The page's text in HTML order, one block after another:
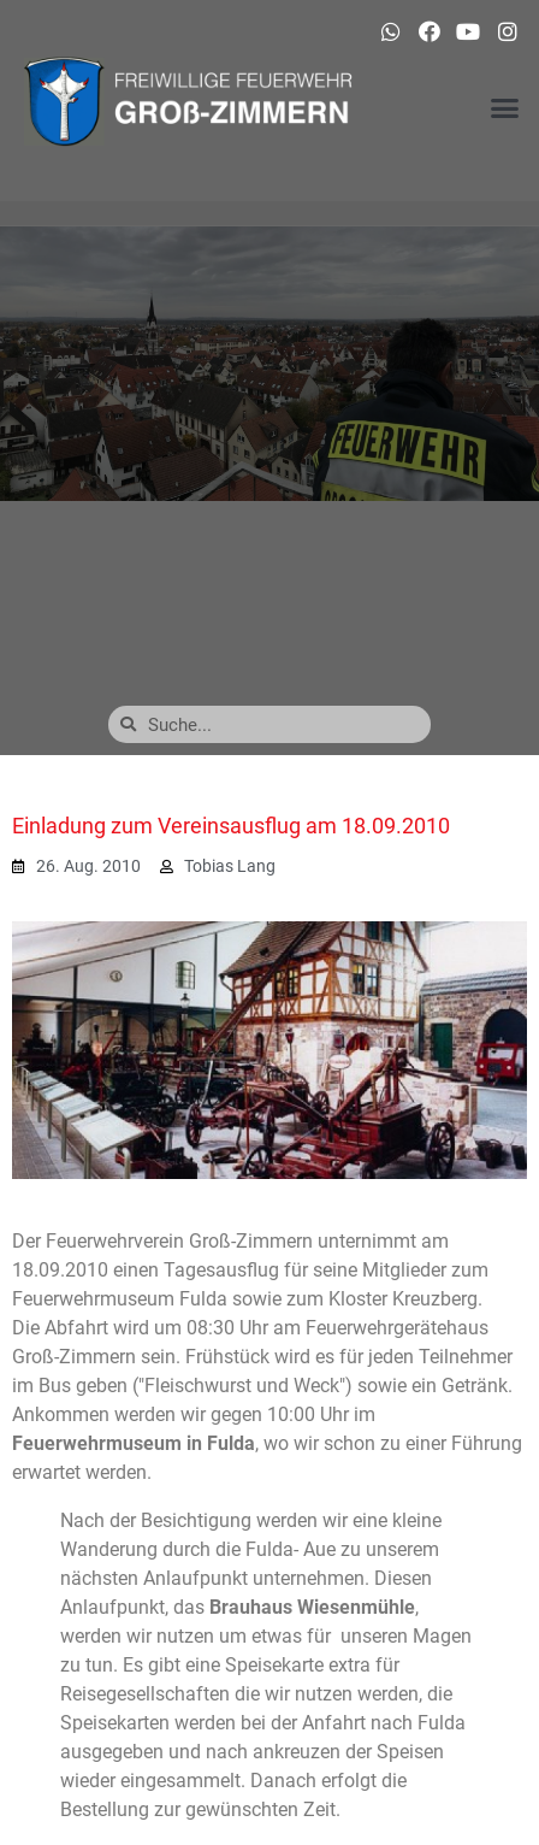
Einladung zum Vereinsausflug am 18.09.2010
26. Aug. 2010 Tobias Lang
Der Feuerwehrverein Groß-Zimmern unternimmt am
18.09.2010 einen Tagesausflug für seine Mitglieder zum
Feuerwehrmuseum Fulda sowie zum Kloster Kreuzberg.
Die Abfahrt wird um 08:30 Uhr am Feuerwehrgerätehaus
Groß-Zimmern sein. Frühstück wird es für jeden Teilnehmer
im Bus geben ("Fleischwurst und Weck") sowie ein Getränk.
Ankommen werden wir gegen 10:00 Uhr im
Feuerwehrmuseum in Fulda, wo wir schon zu einer Führung
erwartet werden.
Nach der Besichtigung werden wir eine kleine
Wanderung durch die Fulda- Aue zu unserem
nächsten Anlaufpunkt unternehmen. Diesen
Anlaufpunkt, das Brauhaus Wiesenmühle,
werden wir nutzen um etwas für unseren Magen
zu tun. Es gibt eine Speisekarte extra für
Reisegesellschaften die wir nutzen werden, die
Speisekarten werden bei der Anfahrt nach Fulda
ausgegeben und nach ankreuzen der Speisen
wieder eingesammelt. Danach erfolgt die
Bestellung zur gewünschten Zeit.